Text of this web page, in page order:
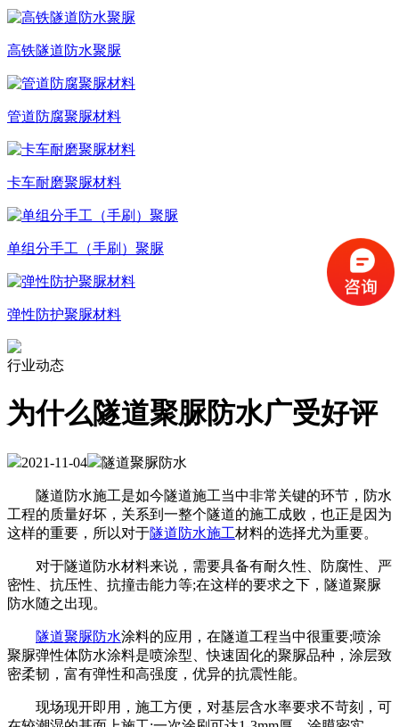
高铁隧道防水聚脲
管道防腐聚脲材料
卡车耐磨聚脲材料
单组分手工（手刷）聚脲
弹性防护聚脲材料
行业动态
为什么隧道聚脲防水广受好评
2021-11-04 隧道聚脲防水
隧道防水施工是如今隧道施工当中非常关键的环节，防水
工程的质量好坏，关系到一整个隧道的施工成败，也正是因为
这样的重要，所以对于隧道防水施工材料的选择尤为重要。
对于隧道防水材料来说，需要具备有耐久性、防腐性、严
密性、抗压性、抗撞击能力等;在这样的要求之下，隧道聚脲
防水随之出现。
隧道聚脲防水涂料的应用，在隧道工程当中很重要;喷涂
聚脲弹性体防水涂料是喷涂型、快速固化的聚脲品种，涂层致
密柔韧，富有弹性和高强度，优异的抗震性能。
现场现开即用，施工方便，对基层含水率要求不苛刻，可